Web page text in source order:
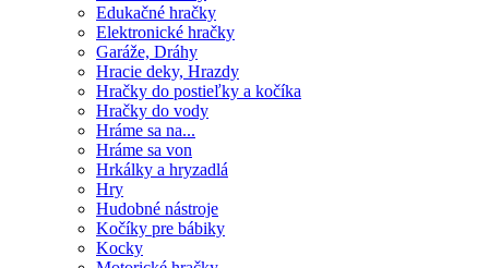
Edukačné hračky
Elektronické hračky
Garáže, Dráhy
Hracie deky, Hrazdy
Hračky do postieľky a kočíka
Hračky do vody
Hráme sa na...
Hráme sa von
Hrkálky a hryzadlá
Hry
Hudobné nástroje
Kočíky pre bábiky
Kocky